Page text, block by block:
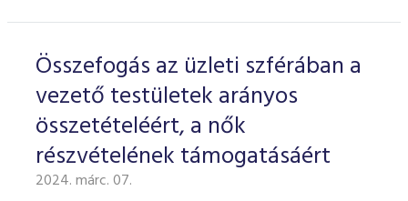
Összefogás az üzleti szférában a
vezető testületek arányos
összetételéért, a nők
részvételének támogatásáért
2024. márc. 07.